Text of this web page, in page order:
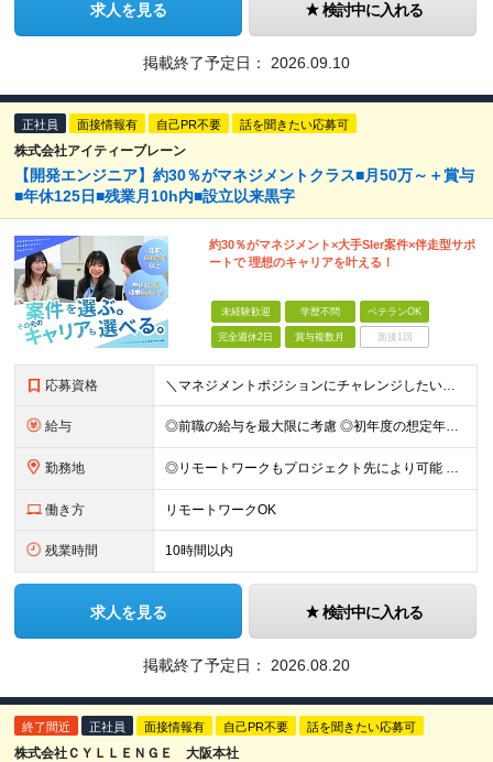
求人を見る 検討中に入れる
掲載終了予定日： 2026.09.10
正社員 面接情報有 自己PR不要 話を聞きたい応募可
株式会社アイティーブレーン
【開発エンジニア】約30％がマネジメントクラス■月50万～＋賞与
■年休125日■残業月10h内■設立以来黒字
約30％がマネジメント×大手SIer案件×伴走型サポ
ートで 理想のキャリアを叶える！
未経験歓迎 学歴不問 ベテランOK
完全週休2日 賞与複数月 面接1回
応募資格 ＼マネジメントポジションにチャレンジしたい方歓迎／ ■学歴不問 ■エンジニアとしての開発経験3年以上 ～こんな方にピッタリです！～ ■今よりスキルを磨きたい方 ■安心して長く働ける環境を求めている方
給与 ◎前職の給与を最大限に考慮 ◎初年度の想定年収：400万円～！500万円スタートも可 ■月給32万円〜40万円＋賞与＋通勤交通費 ※経験・スキルを考慮のうえ、決定します ※試用期間6ヶ月間あり（期間
勤務地 ◎リモートワークもプロジェクト先により可能 ◎転居を伴う転勤なし 本社もしくはプロジェクト先にて勤務となります。 ※プロジェクト先は9割が東京23区内 ※その他東京市内や神奈川エリアで勤務いただく
働き方 リモートワークOK
残業時間 10時間以内
求人を見る 検討中に入れる
掲載終了予定日： 2026.08.20
終了間近 正社員 面接情報有 自己PR不要 話を聞きたい応募可
株式会社ＣＹＬＬＥＮＧＥ 大阪本社